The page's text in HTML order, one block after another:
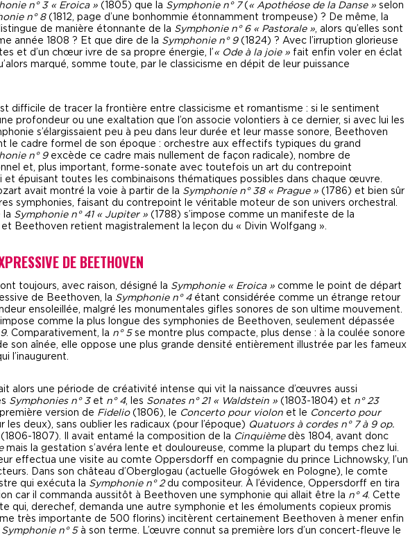
n° 3 « Eroica » (1805) que la Symphonie n° 7( « Apothéose de la Danse » selon
n° 8(1812, page d’une bonhommie étonnamment trompeuse) ? De même, la
de manière étonnante de la Symphonie n° 6 « Pastorale », alors qu’elles sont
année 1808 ? Et que dire de la Symphonie n° 9 (1824) ? Avec l’irruption glorieuse
et d’un chœur ivre de sa propre énergie, l’« Ode à la joie » fait enfin voler en éclat
marqué, somme toute, par le classicisme en dépit de leur puissance
difficile de tracer la frontière entre classicisme et romantisme : si le sentiment
profondeur ou une exaltation que l’on associe volontiers à ce dernier, si avec lui les
s’élargissaient peu à peu dans leur durée et leur masse sonore, Beethoven
le cadre formel de son époque : orchestre aux effectifs typiques du grand
n° 9excède ce cadre mais nullement de façon radicale), nombre de
et, plus important, forme-sonate avec toutefois un art du contrepoint
et épuisant toutes les combinaisons thématiques possibles dans chaque œuvre.
avait montré la voie à partir de la Symphonie n° 38 « Prague » (1786) et bien sûr
symphonies, faisant du contrepoint le véritable moteur de son univers orchestral.
la Symphonie n° 41 « Jupiter » (1788) s’impose comme un manifeste de la
Beethoven retient magistralement la leçon du « Divin Wolfgang ».
DE BEETHOVEN
toujours, avec raison, désigné la Symphonie « Eroica » comme le point de départ
de Beethoven, la Symphonie n° 4étant considérée comme un étrange retour
ensoleillée, malgré les monumentales gifles sonores de son ultime mouvement.
comme la plus longue des symphonies de Beethoven, seulement dépassée
. Comparativement, la n° 5se montre plus compacte, plus dense : à la coulée sonore
son aînée, elle oppose une plus grande densité entièrement illustrée par les fameux
l’inaugurent.
alors une période de créativité intense qui vit la naissance d’œuvres aussi
Symphonies n° 3et n° 4, les Sonates n° 21 « Waldstein » (1803-1804) et n° 23
version de Fidelio(1806), le Concerto pour violon et le Concerto pour
les deux), sans oublier les radicaux (pour l’époque) Quatuors à cordes n° 7 à 9 op.
(1806-1807). Il avait entamé la composition de la Cinquièmedès 1804, avant donc
mais la gestation s’avéra lente et douloureuse, comme la plupart du temps chez lui.
effectua une visite au comte Oppersdorff en compagnie du prince Lichnowsky, l’un
Dans son château d’Oberglogau (actuelle Głogówek en Pologne), le comte
qui exécuta la Symphonie n° 2du compositeur. À l’évidence, Oppersdorff en tira
car il commanda aussitôt à Beethoven une symphonie qui allait être la n° 4. Cette
qui, derechef, demanda une autre symphonie et les émoluments copieux promis
très importante de 500 florins) incitèrent certainement Beethoven à mener enfin
Symphonie n° 5à son terme. L’œuvre connut sa première lors d’un concert-fleuve le